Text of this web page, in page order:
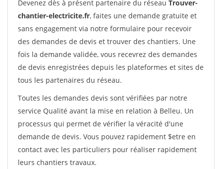
Devenez dès à présent partenaire du réseau Trouver-
chantier-electricite.fr, faites une demande gratuite et
sans engagement via notre formulaire pour recevoir
des demandes de devis et trouver des chantiers. Une
fois la demande validée, vous recevrez des demandes
de devis enregistrées depuis les plateformes et sites de
tous les partenaires du réseau.
Toutes les demandes devis sont vérifiées par notre
service Qualité avant la mise en relation à Belleu. Un
processus qui permet de vérifier la véracité d'une
demande de devis. Vous pouvez rapidement $etre en
contact avec les particuliers pour réaliser rapidement
leurs chantiers travaux.